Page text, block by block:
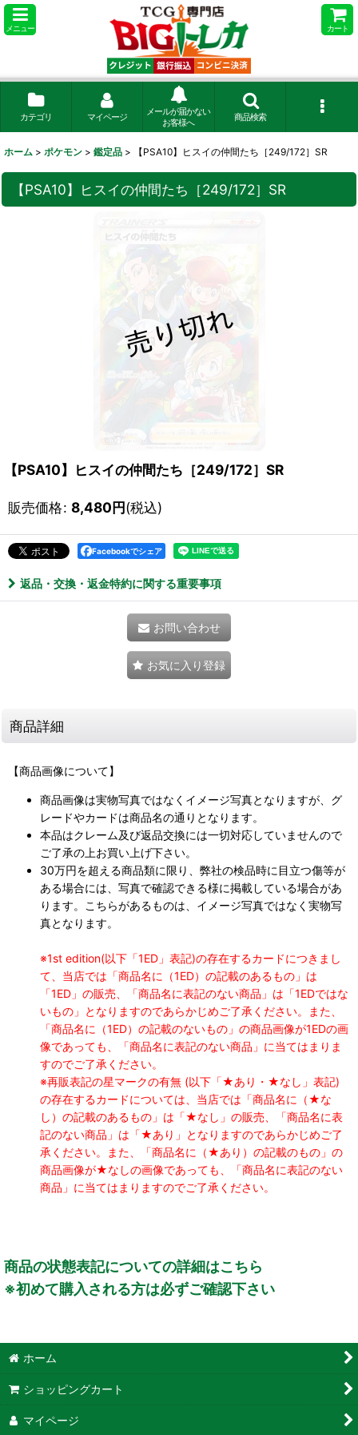
メニュー カート
カテゴリ マイページ
メールが届かない
お客様へ
商品検索
ホーム > ポケモン > 鑑定品 > 【PSA10】ヒスイの仲間たち［249/172］SR
【PSA10】ヒスイの仲間たち［249/172］SR
【PSA10】ヒスイの仲間たち［249/172］SR
販売価格: 8,480円(税込)
Facebookでシェア
返品・交換・返金特約に関する重要事項
お問い合わせ
お気に入り登録
商品詳細
【商品画像について】
商品画像は実物写真ではなくイメージ写真となりますが、グ
レードやカードは商品名の通りとなります。
本品はクレーム及び返品交換には一切対応していませんので
ご了承の上お買い上げ下さい。
30万円を超える商品類に限り、弊社の検品時に目立つ傷等が
ある場合には、写真で確認できる様に掲載している場合があ
ります。こちらがあるものは、イメージ写真ではなく実物写
真となります。
※1st edition(以下「1ED」表記)の存在するカードにつきまし
て、当店では「商品名に（1ED）の記載のあるもの」は
「1ED」の販売、「商品名に表記のない商品」は「1EDではな
いもの」となりますのであらかじめご了承ください。また、
「商品名に（1ED）の記載のないもの」の商品画像が1EDの画
像であっても、「商品名に表記のない商品」に当てはまりま
すのでご了承ください。
※再販表記の星マークの有無 (以下「★あり・★なし」表記)
の存在するカードについては、当店では「商品名に（★な
し）の記載のあるもの」は「★なし」の販売、「商品名に表
記のない商品」は「★あり」となりますのであらかじめご了
承ください。また、「商品名に（★あり）の記載のもの」の
商品画像が★なしの画像であっても、「商品名に表記のない
商品」に当てはまりますのでご了承ください。
商品の状態表記についての詳細はこちら
※初めて購入される方は必ずご確認下さい
ホーム
ショッピングカート
マイページ